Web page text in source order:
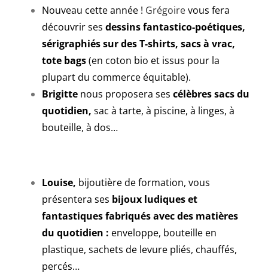
Nouveau cette année ! Grégoirevous fera
découvrir ses dessins fantastico-poétiques,
sérigraphiés sur des T-shirts, sacs à vrac,
tote bags(en coton bio et issus pour la
plupart du commerce équitable).
Brigitte nous proposera ses célèbres sacs du
quotidien, sac à tarte, à piscine, à linges, à
bouteille, à dos…
Louise, bijoutière de formation, vous
présentera ses bijoux ludiques et
fantastiques fabriqués avec des matières
du quotidien : enveloppe, bouteille en
plastique, sachets de levure pliés, chauffés,
percés…